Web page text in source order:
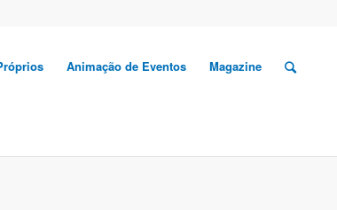
Animação de Eventos Magazine